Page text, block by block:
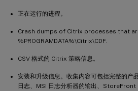
正在运行的进程。
Crash dumps of Citrix processes that
%PROGRAMDATA%\Citrix\CDF.
CSV 格式的 Citrix 策略信息。
安装和升级信息。收集内容可包括完整的产
日志、MSI 日志分析器的输出、StoreFront